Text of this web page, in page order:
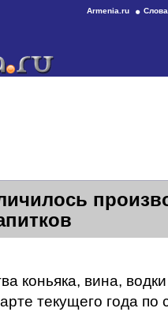
Armenia.ru
коньяка, вина,
текущего года